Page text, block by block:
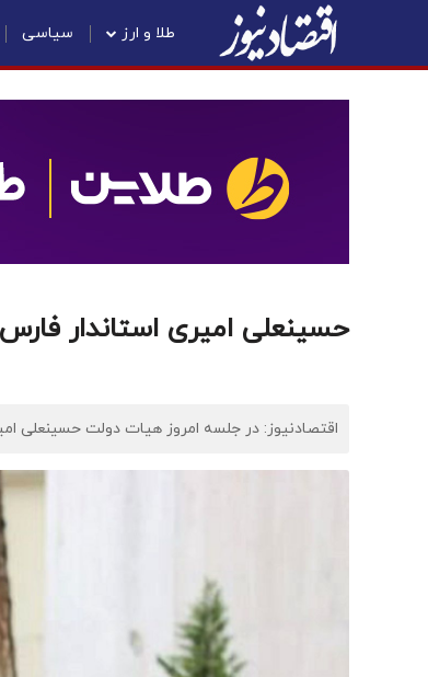
طلا و ارز سیاسی
حسینعلی امیری استاندار
اقتصادنیوز: در جلسه امروز هیات دولت حسینعلی